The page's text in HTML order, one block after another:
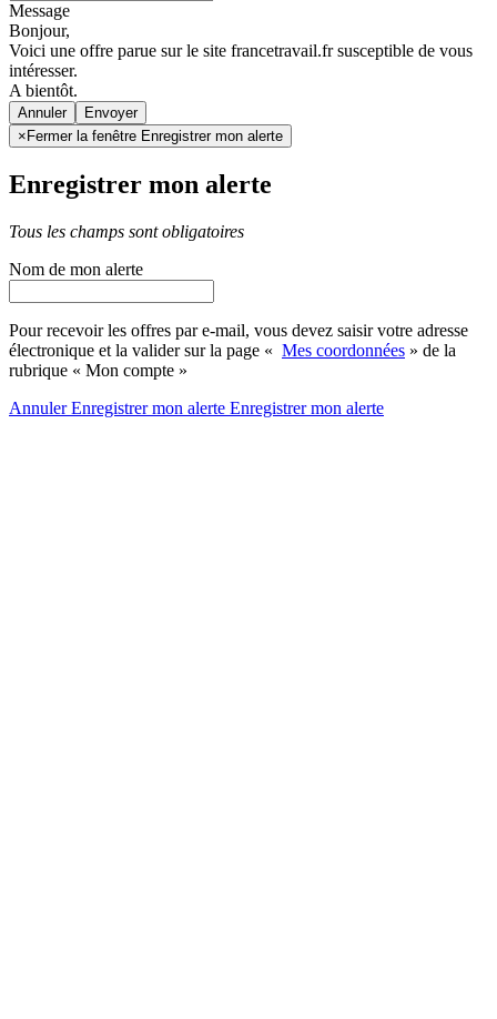
Message
Bonjour,
Voici une offre parue sur le site francetravail.fr susceptible de vous
intéresser.
A bientôt.
Annuler
× Fermer la fenêtre Enregistrer mon alerte
Enregistrer mon alerte
Tous les champs sont obligatoires
Nom de mon alerte
Pour recevoir les offres par e-mail, vous devez saisir votre adresse
électronique et la valider sur la page « Mes coordonnées » de la
rubrique « Mon compte »
AnnulerEnregistrer mon alerte Enregistrermon alerte